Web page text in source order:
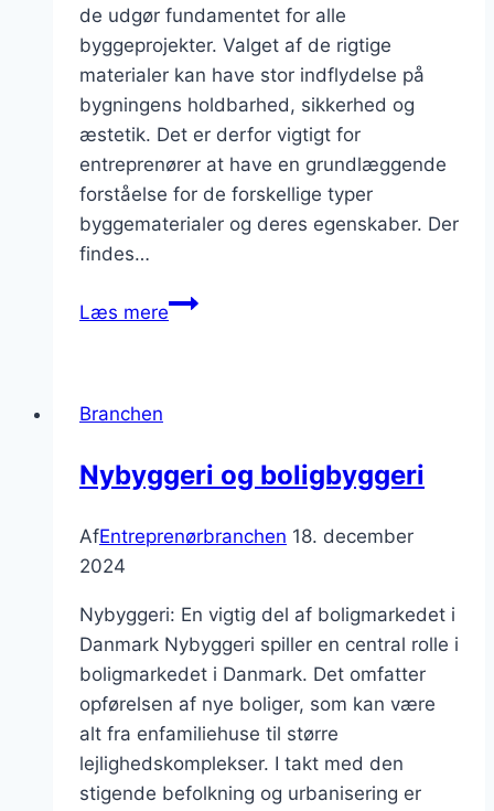
de udgør fundamentet for alle
byggeprojekter. Valget af de rigtige
materialer kan have stor indflydelse på
bygningens holdbarhed, sikkerhed og
æstetik. Det er derfor vigtigt for
entreprenører at have en grundlæggende
forståelse for de forskellige typer
byggematerialer og deres egenskaber. Der
findes…
Læs mereVigtigheden
Branchen
Nybyggeri og boligbyggeri
AfEntreprenørbranchen 18. december
2024
Nybyggeri: En vigtig del af boligmarkedet i
Danmark Nybyggeri spiller en central rolle i
boligmarkedet i Danmark. Det omfatter
opførelsen af nye boliger, som kan være
alt fra enfamiliehuse til større
lejlighedskomplekser. I takt med den
stigende befolkning og urbanisering er